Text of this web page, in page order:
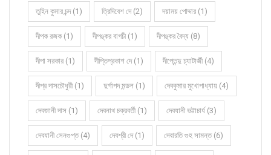
তুহিন কুমার চন্দ (1) ত্রিদিবেশ দে (2) দয়াময় পোদ্দার (1)
দীপক রজক (1) দীপঙ্কর বাগচী (1) দীপঙ্কর বৈদ্য (8)
দীপা সরকার (1) দীপ্তিপ্রকাশ দে (1) দীপ্তেন্দু চ্যাটার্জী (4)
দীপ্র দাসচৌধুরী (1) দুর্গাপদ মন্ডল (1) দেবকুমার মুখোপাধ্যায় (4)
দেবজানী দাস (1) দেবনাথ চক্রবর্তী (1) দেবযানী ভট্টাচার্য (3)
দেবযানী সেনগুপ্ত (4) দেবশ্রী দে (1) দেবারতি গুহ সামন্ত (6)